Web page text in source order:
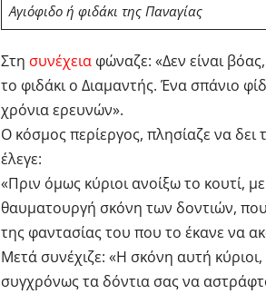
Αγιόφιδο ή φιδάκι της Παναγίας
Στη συνέχεια φώναζε: «Δεν είναι
το φιδάκι ο Διαμαντής. Ένα σπάνιο
χρόνια ερευνών».
Ο κόσμος περίεργος, πλησίαζε να δει
έλεγε:
«Πριν όμως κύριοι ανοίξω το κουτί,
θαυματουργή σκόνη των δοντιών,
της φαντασίας του που το έκανε να
Μετά συνέχιζε: «Η σκόνη αυτή
συγχρόνως τα δόντια σας να